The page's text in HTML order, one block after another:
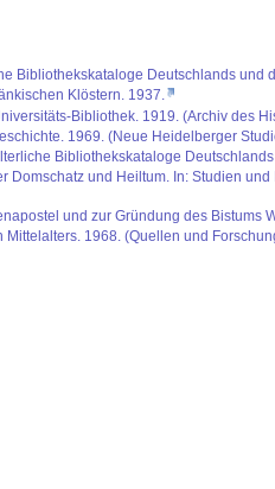
Bibliothekskataloge Deutschlands und
Klöstern. 1937.
Bibliothek. 1919. (Archiv des
1969. (Neue Heidelberger
Bibliothekskataloge
und Heiltum. In: Studien
und zur Gründung des
1968. (Quellen und